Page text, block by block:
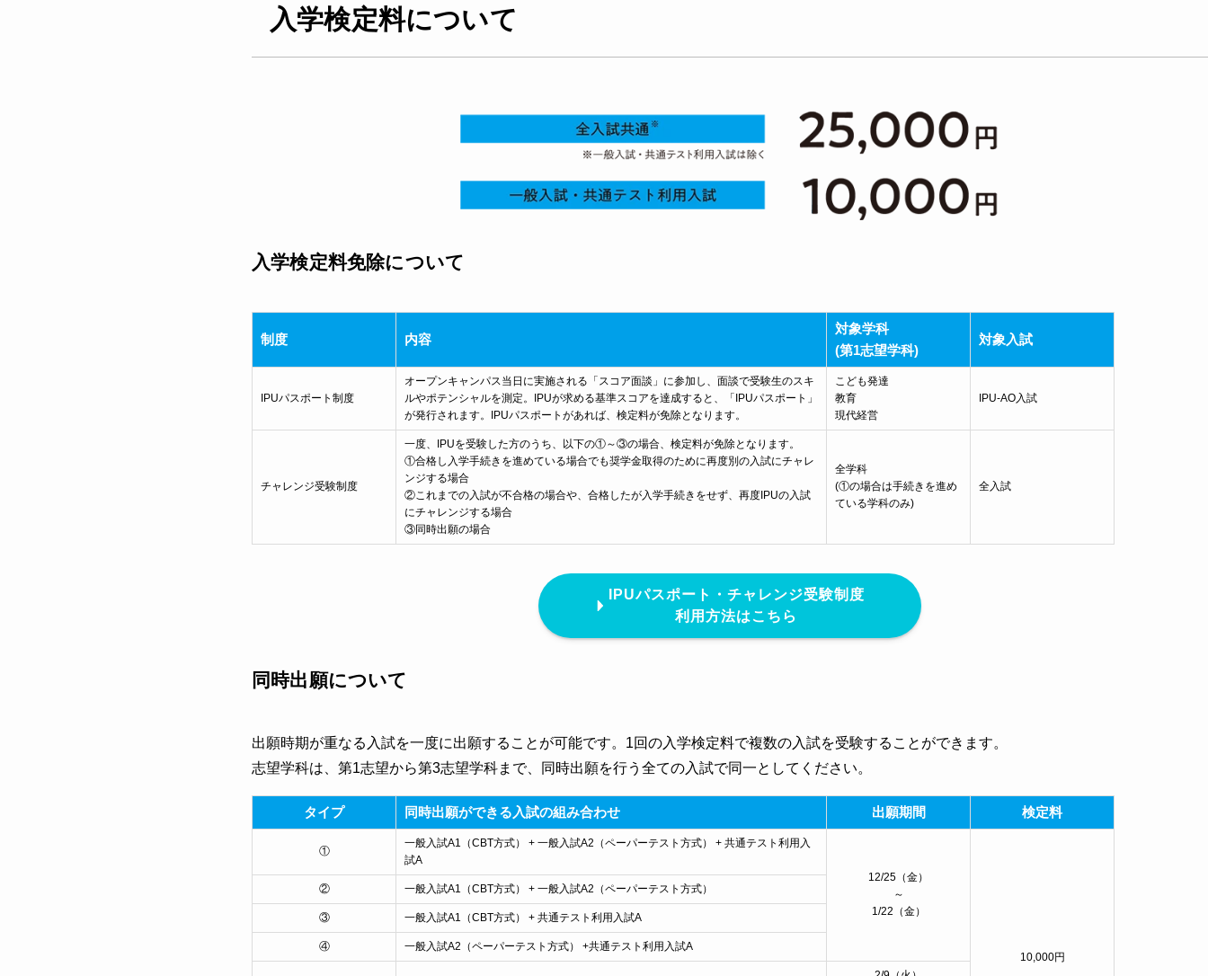
入学検定料について
入学検定料免除について
制度 内容
対象学科
(第1志望学科)
対象入試
IPUパスポート制度
オープンキャンパス当日に実施される「スコア面談」に参加し、面談で受験生のスキ
ルやポテンシャルを測定。IPUが求める基準スコアを達成すると、「IPUパスポート」
が発行されます。IPUパスポートがあれば、検定料が免除となります。
こども発達
教育
現代経営
IPU-AO入試
チャレンジ受験制度
一度、IPUを受験した方のうち、以下の①～③の場合、検定料が免除となります。
①合格し入学手続きを進めている場合でも奨学金取得のために再度別の入試にチャレ
ンジする場合
②これまでの入試が不合格の場合や、合格したが入学手続きをせず、再度IPUの入試
にチャレンジする場合
③同時出願の場合
全学科
(①の場合は手続きを進め
ている学科のみ)
全入試
IPUパスポート・チャレンジ受験制度
利用方法はこちら
同時出願について
出願時期が重なる入試を一度に出願することが可能です。1回の入学検定料で複数の入試を受験することができます。
志望学科は、第1志望から第3志望学科まで、同時出願を行う全ての入試で同一としてください。
タイプ 同時出願ができる入試の組み合わせ 出願期間 検定料
①
一般入試A1（CBT方式） + 一般入試A2（ペーパーテスト方式） + 共通テスト利用入
試A
12/25（金）
～
1/22（金）
10,000円
② 一般入試A1（CBT方式） + 一般入試A2（ペーパーテスト方式）
③ 一般入試A1（CBT方式） + 共通テスト利用入試A
④ 一般入試A2（ペーパーテスト方式） +共通テスト利用入試A